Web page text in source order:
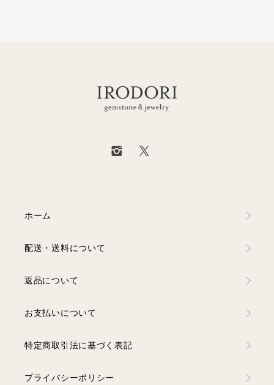
ホーム
配送・送料について
返品について
お支払いについて
特定商取引法に基づく表記
プライバシーポリシー